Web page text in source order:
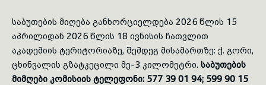
საბუთების მიღება განხორციელდება 2026 წლის 15
აპრილიდან 2026 წლის 18 ივნისის ჩათვლით
აკადემიის ტერიტორიაზე, შემდეგ მისამართზე: ქ. გორი,
ცხინვალის გზატკეცილი მე-3 კილომეტრი. საბუთების
მიმღები კომისიის ტელეფონი: 577 39 01 94; 599 90 15